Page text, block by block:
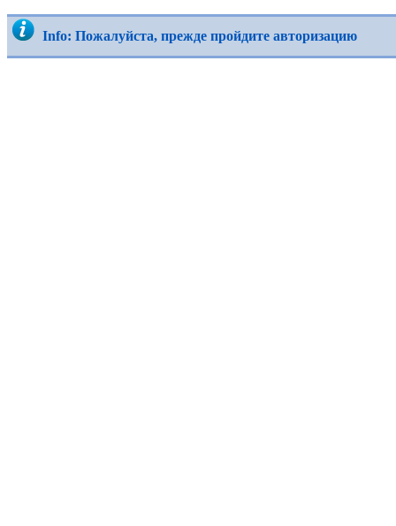
Info: Пожалуйста, прежде пройдите авторизацию